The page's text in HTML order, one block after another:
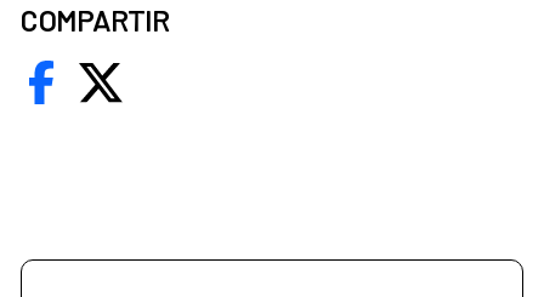
COMPARTIR